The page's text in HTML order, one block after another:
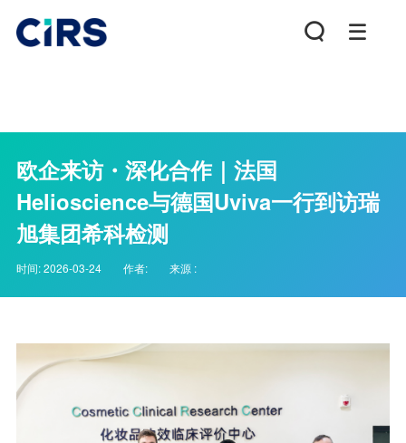
欧企来访・深化合作｜法国
Helioscience与德国Uviva一行到访瑞
旭集团希科检测
时间:2026-03-24 作者: 来源 :